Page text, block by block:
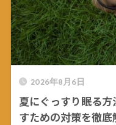
2026年8月6日
夏にぐっすり眠る
すための対策を徹底